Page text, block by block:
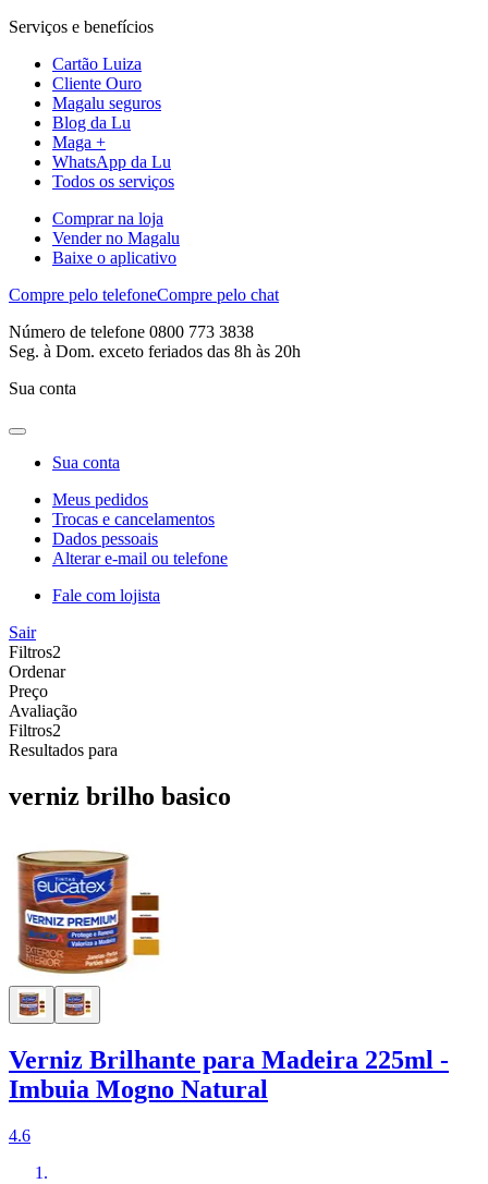
Serviços e benefícios
Cartão Luiza
Cliente Ouro
Magalu seguros
Blog da Lu
Maga +
WhatsApp da Lu
Todos os serviços
Comprar na loja
Vender no Magalu
Baixe o aplicativo
Compre pelo telefoneCompre pelo chat
Número de telefone 0800 773 3838
Seg. à Dom. exceto feriados das 8h às 20h
Sua conta
Sua conta
Meus pedidos
Trocas e cancelamentos
Dados pessoais
Alterar e-mail ou telefone
Fale com lojista
Sair
Filtros2
Ordenar
Preço
Avaliação
Filtros2
Resultados para
verniz brilho basico
Verniz Brilhante para Madeira 225ml -
Imbuia Mogno Natural
4.6